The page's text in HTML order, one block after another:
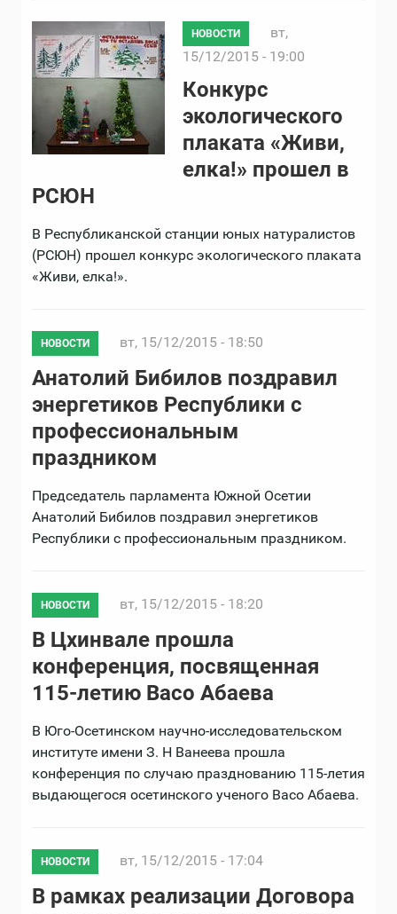
НОВОСТИ
вт,
15/12/2015 - 19:00
Конкурс
экологического
плаката «Живи,
елка!» прошел в
РСЮН
В Республиканской станции юных натуралистов
(РСЮН) прошел конкурс экологического плаката
«Живи, елка!».
НОВОСТИ вт, 15/12/2015 - 18:50
Анатолий Бибилов поздравил
энергетиков Республики с
профессиональным
праздником
Председатель парламента Южной Осетии
Анатолий Бибилов поздравил энергетиков
Республики с профессиональным праздником.
НОВОСТИ вт, 15/12/2015 - 18:20
В Цхинвале прошла
конференция, посвященная
115-летию Васо Абаева
В Юго-Осетинском научно-исследовательском
институте имени З. Н Ванеева прошла
конференция по случаю празднованию 115-летия
выдающегося осетинского ученого Васо Абаева.
НОВОСТИ вт, 15/12/2015 - 17:04
В рамках реализации Договора